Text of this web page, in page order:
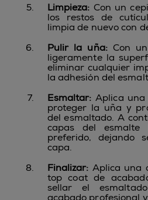
Limpieza: Con un
los restos de
limpia de nuevo con
Pulir la uña:Con
ligeramente la
eliminar cualquier
la adhesión del
Esmaltar: Aplica
proteger la uña y
del esmaltado. A
capas del
preferido, dejando
capa.
Finalizar: Aplica una
top coat de
sellar el